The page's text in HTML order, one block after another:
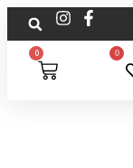
0
0